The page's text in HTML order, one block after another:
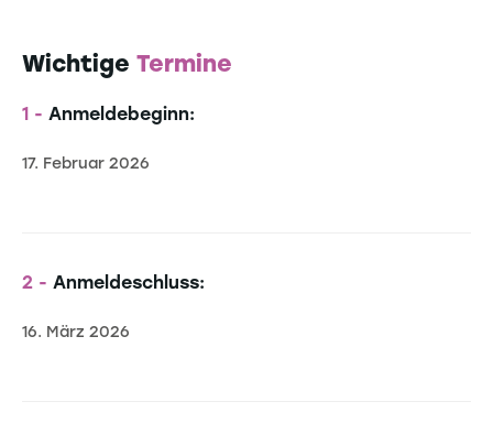
Wichtige Termine
1 - Anmeldebeginn:
17. Februar 2026
2 - Anmeldeschluss:
16. März 2026